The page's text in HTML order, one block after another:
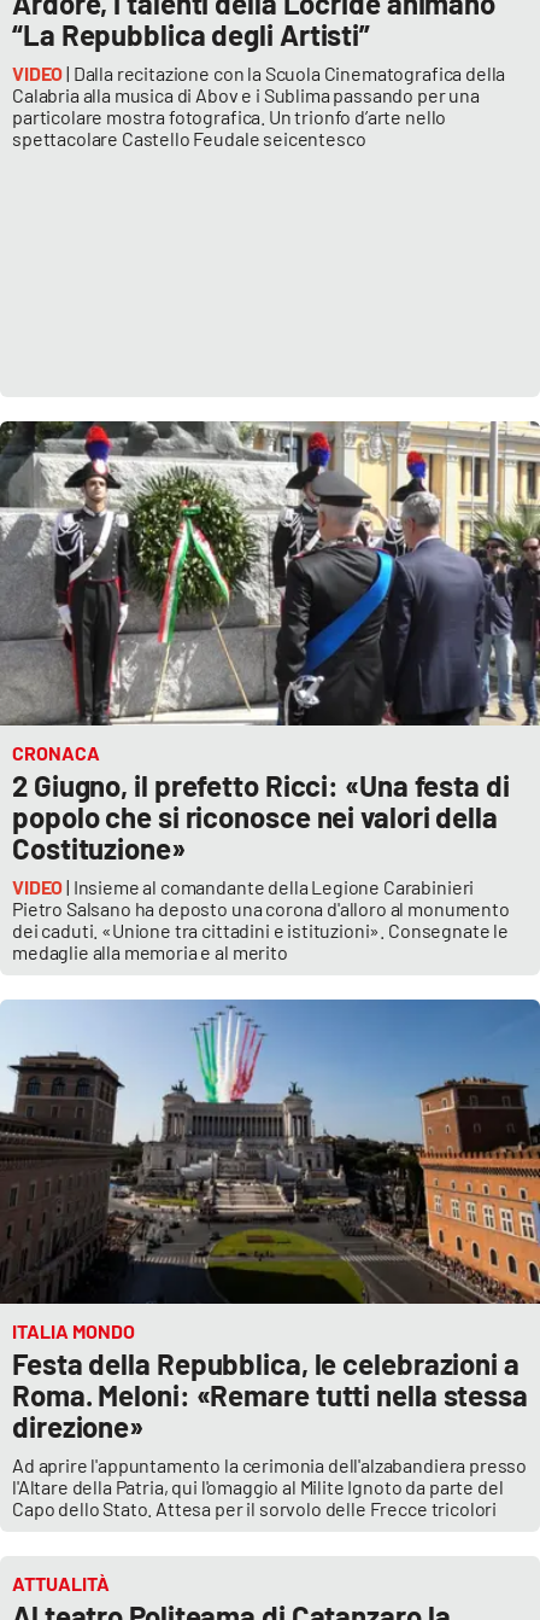
“La Repubblica degli Artisti”
VIDEO| Dalla recitazione con la Scuola Cinematografica della
Calabria alla musica di Abov e i Sublima passando per una
particolare mostra fotografica. Un trionfo d’arte nello
spettacolare Castello Feudale seicentesco
CRONACA
2 Giugno, il prefetto Ricci: «Una festa di
popolo che si riconosce nei valori della
Costituzione»
VIDEO| Insieme al comandante della Legione Carabinieri
Pietro Salsano ha deposto una corona d'alloro al monumento
dei caduti. «Unione tra cittadini e istituzioni». Consegnate le
medaglie alla memoria e al merito
ITALIA MONDO
Festa della Repubblica, le celebrazioni a
Roma. Meloni: «Remare tutti nella stessa
direzione»
Ad aprire l'appuntamento la cerimonia dell'alzabandiera presso
l'Altare della Patria, qui l'omaggio al Milite Ignoto da parte del
Capo dello Stato. Attesa per il sorvolo delle Frecce tricolori
ATTUALITÀ